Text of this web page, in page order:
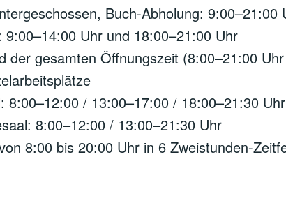
Buch-Abholung: 9:00–21:00
9:00–14:00 Uhr und 18:00–21:00 Uhr
der gesamten Öffnungszeit (8:00–21:00
8:00–12:00 / 13:00–17:00 / 18:00–21:30 Uhr
8:00–12:00 / 13:00–21:30 Uhr
8:00 bis 20:00 Uhr in 6 Zweistunden-